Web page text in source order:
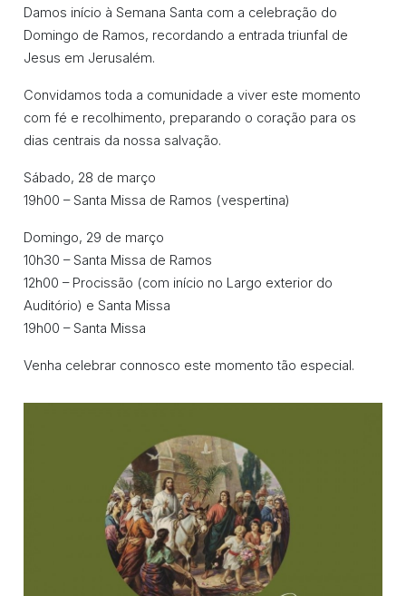
Damos início à Semana Santa com a celebração do
Domingo de Ramos, recordando a entrada triunfal de
Jesus em Jerusalém.
Convidamos toda a comunidade a viver este momento
com fé e recolhimento, preparando o coração para os
dias centrais da nossa salvação.
Sábado, 28 de março
19h00 – Santa Missa de Ramos (vespertina)
Domingo, 29 de março
10h30 – Santa Missa de Ramos
12h00 – Procissão (com início no Largo exterior do
Auditório) e Santa Missa
19h00 – Santa Missa
Venha celebrar connosco este momento tão especial.